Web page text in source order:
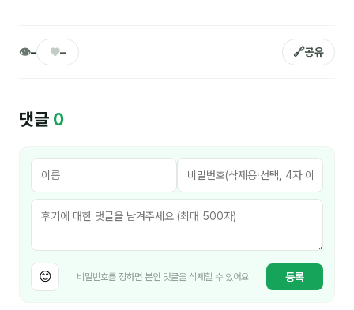
이옥겸
임아라
전승빈
정일영
조안나
조은아
진나하
👁– ♥– 🔗공유
댓글 0
😊 비밀번호를 정하면 본인 댓글을 삭제할 수 있어요 등록